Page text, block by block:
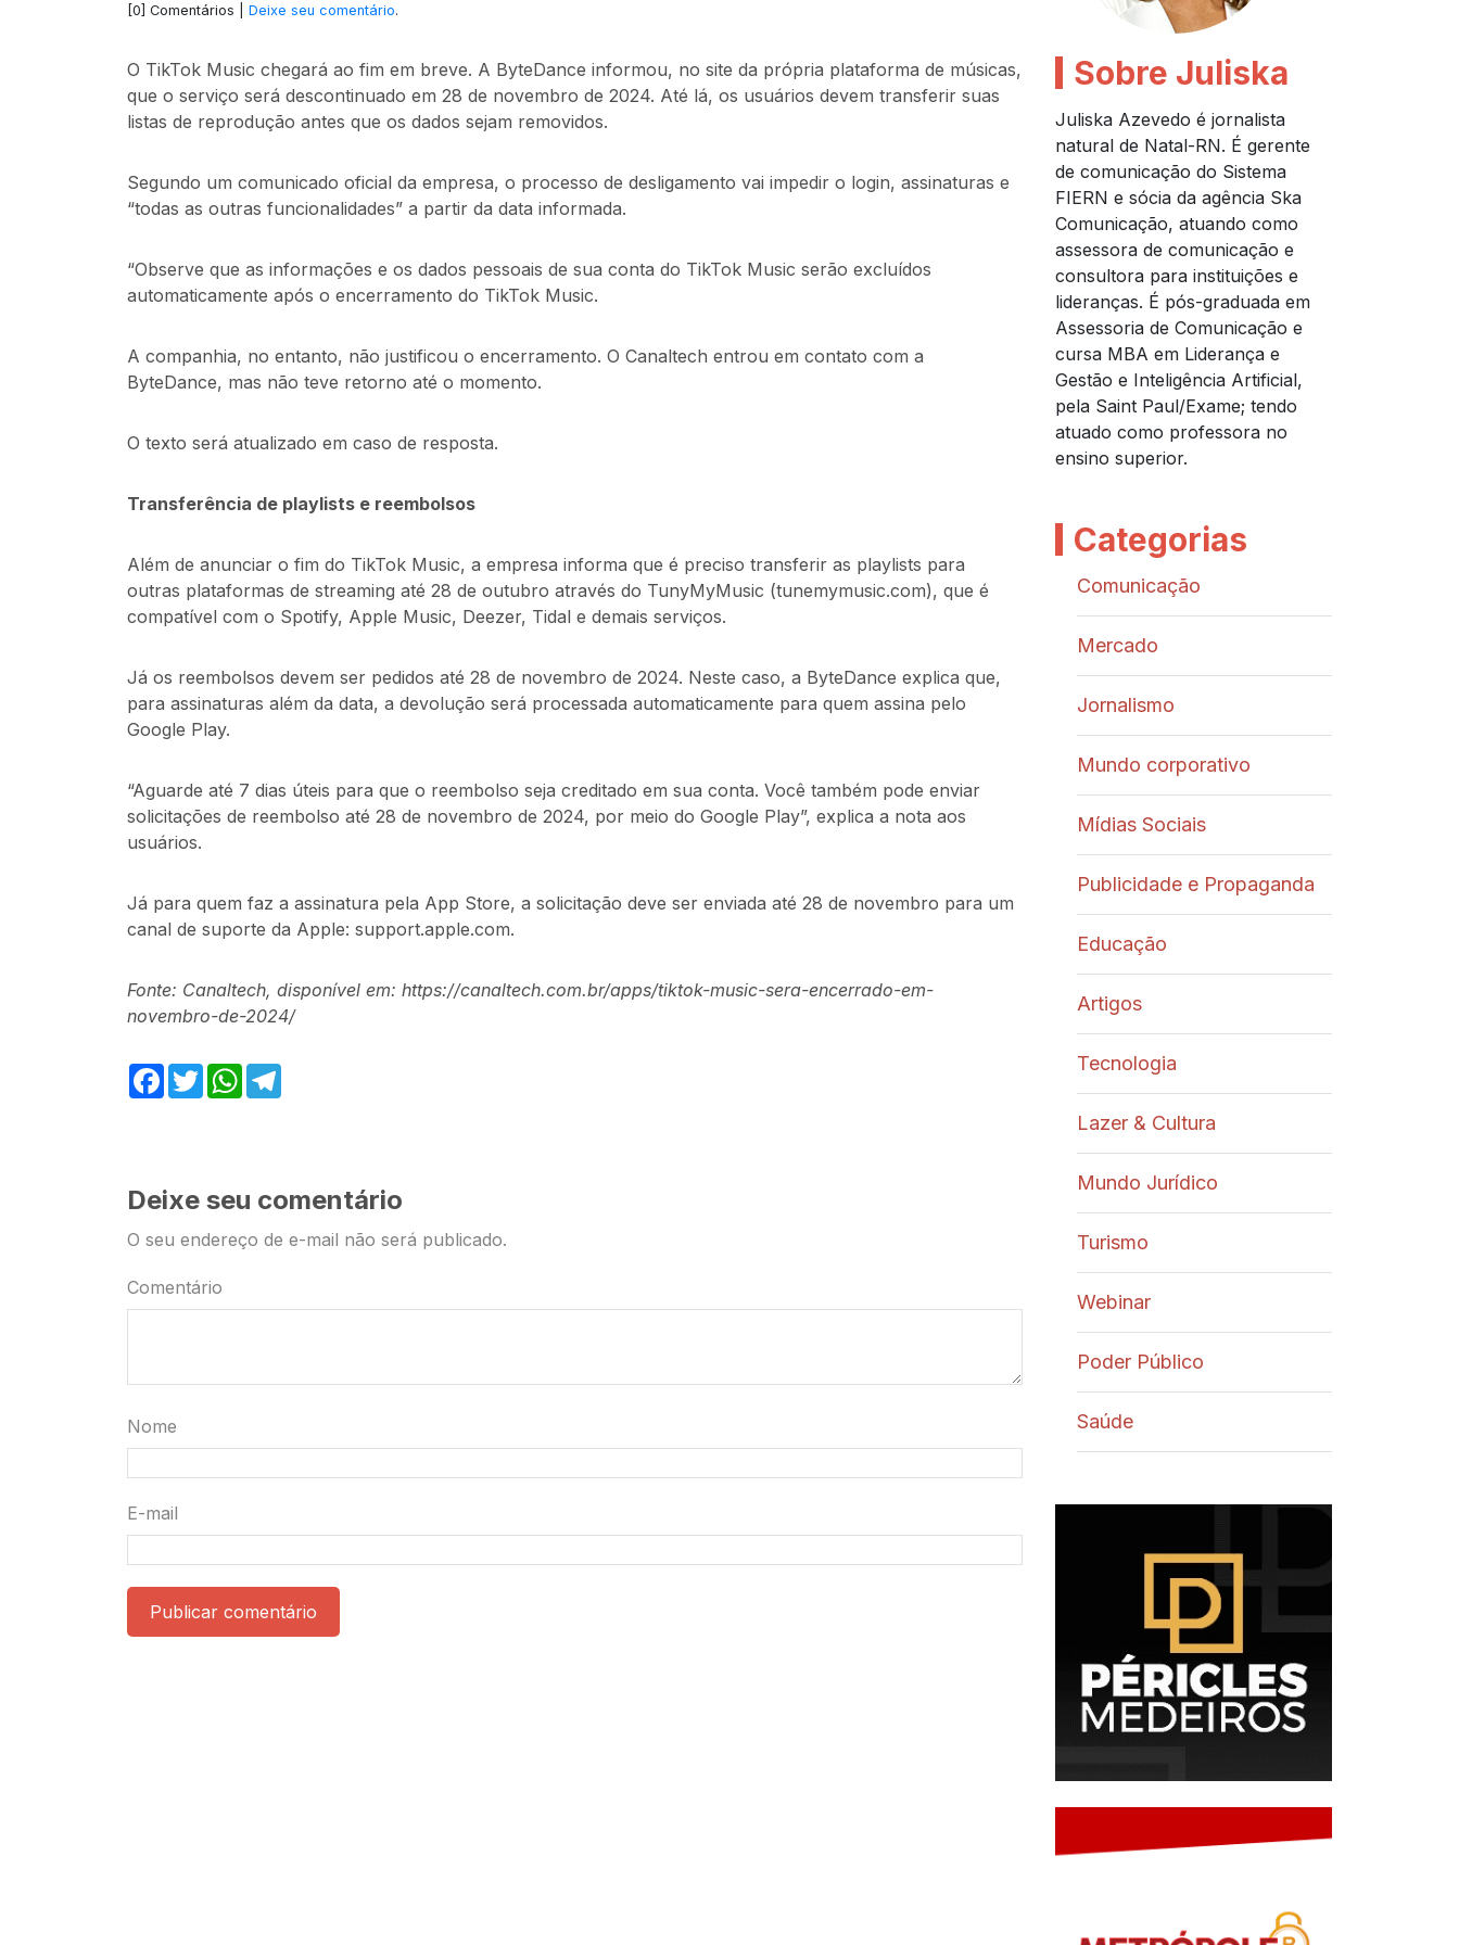
[0] Comentários | Deixe seu comentário.
O TikTok Music chegará ao fim em breve. A ByteDance informou, no site da própria plataforma de músicas,
que o serviço será descontinuado em 28 de novembro de 2024. Até lá, os usuários devem transferir suas
listas de reprodução antes que os dados sejam removidos.
Segundo um comunicado oficial da empresa, o processo de desligamento vai impedir o login, assinaturas e
“todas as outras funcionalidades” a partir da data informada.
“Observe que as informações e os dados pessoais de sua conta do TikTok Music serão excluídos
automaticamente após o encerramento do TikTok Music.
A companhia, no entanto, não justificou o encerramento. O Canaltech entrou em contato com a
ByteDance, mas não teve retorno até o momento.
O texto será atualizado em caso de resposta.
Transferência de playlists e reembolsos
Além de anunciar o fim do TikTok Music, a empresa informa que é preciso transferir as playlists para
outras plataformas de streaming até 28 de outubro através do TunyMyMusic (tunemymusic.com), que é
compatível com o Spotify, Apple Music, Deezer, Tidal e demais serviços.
Já os reembolsos devem ser pedidos até 28 de novembro de 2024. Neste caso, a ByteDance explica que,
para assinaturas além da data, a devolução será processada automaticamente para quem assina pelo
Google Play.
“Aguarde até 7 dias úteis para que o reembolso seja creditado em sua conta. Você também pode enviar
solicitações de reembolso até 28 de novembro de 2024, por meio do Google Play”, explica a nota aos
usuários.
Já para quem faz a assinatura pela App Store, a solicitação deve ser enviada até 28 de novembro para um
canal de suporte da Apple: support.apple.com.
Fonte: Canaltech, disponível em: https://canaltech.com.br/apps/tiktok-music-sera-encerrado-em-
novembro-de-2024/
Facebook
Twitter WhatsApp
Deixe seu comentário
O seu endereço de e-mail não será publicado.
Comentário
Nome
E-mail
Publicar comentário
Sobre Juliska
Juliska Azevedo é jornalista
natural de Natal-RN. É gerente
de comunicação do Sistema
FIERN e sócia da agência Ska
Comunicação, atuando como
assessora de comunicação e
consultora para instituições e
lideranças. É pós-graduada em
Assessoria de Comunicação e
cursa MBA em Liderança e
Gestão e Inteligência Artificial,
pela Saint Paul/Exame; tendo
atuado como professora no
ensino superior.
Categorias
Comunicação
Mercado
Jornalismo
Mundo corporativo
Mídias Sociais
Publicidade e Propaganda
Educação
Artigos
Tecnologia
Lazer & Cultura
Mundo Jurídico
Turismo
Webinar
Poder Público
Saúde